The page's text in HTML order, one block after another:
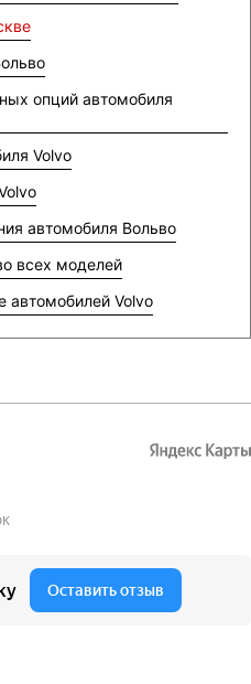
опций автомобиля
Volvo
автомобиля Вольво
всех моделей
автомобилей Volvo